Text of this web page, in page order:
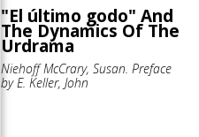
"El último godo" And
The Dynamics Of The
Urdrama
Niehoff McCrary, Susan. Preface
by E. Keller, John